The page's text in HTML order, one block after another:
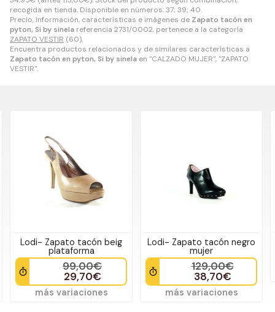
recogida en tienda. Disponible en números: 37; 39; 40.
Precio, información, características e imágenes de Zapato tacón en
pyton, Si by sinela referencia 2731/0002, pertenece a la categoría
ZAPATO VESTIR (60).
Encuentra productos relacionados y de similares características a
Zapato tacón en pyton, Si by sinela en "CALZADO MUJER", "ZAPATO
VESTIR".
Lodi- Zapato tacón beig
plataforma
99,00€
29,70€
más variaciones
Lodi- Zapato tacón negro
mujer
129,00€
38,70€
más variaciones